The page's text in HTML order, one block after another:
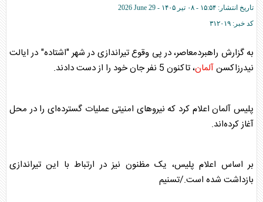
تاریخ انتشار: ۱۵:۵۴ - ۰۸ تير ۱۴۰۵ -
2026 June 29
کد خبر: ۳۱۲۰۱۹
به گزارش راهبردمعاصر، در پی وقوع تیراندازی در شهر "اشتاده" در ایالت
نیدرزاکسنآلمان، تاکنون 5 نفر جان خود را از دست دادند.
پلیس آلماناعلام کرد که نیروهای امنیتی عملیات گسترده‌ای را در محل
آغاز کرده‌اند.
بر اساس اعلام پلیس، یک مظنون نیز در ارتباط با این تیراندازی
بازداشت شده است./تسنیم